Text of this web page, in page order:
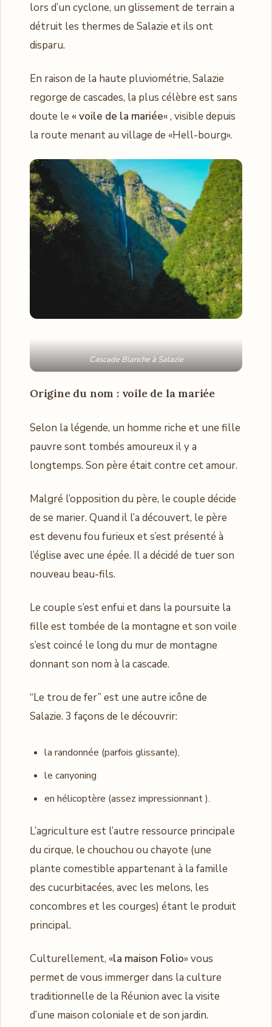
lors d’un cyclone, un glissement de terrain a
détruit les thermes de Salazie et ils ont
disparu.
En raison de la haute pluviométrie, Salazie
regorge de cascades, la plus célèbre est sans
doute le « voile de la mariée« , visible depuis
la route menant au village de «Hell-bourg».
Cascade Blanche à Salazie
Origine du nom : voile de la mariée
Selon la légende, un homme riche et une fille
pauvre sont tombés amoureux il y a
longtemps. Son père était contre cet amour.
Malgré l’opposition du père, le couple décide
de se marier. Quand il l’a découvert, le père
est devenu fou furieux et s’est présenté à
l’église avec une épée. Il a décidé de tuer son
nouveau beau-fils.
Le couple s’est enfui et dans la poursuite la
fille est tombée de la montagne et son voile
s’est coincé le long du mur de montagne
donnant son nom à la cascade.
“Le trou de fer” est une autre icône de
Salazie. 3 façons de le découvrir:
la randonnée (parfois glissante),
le canyoning
en hélicoptère (assez impressionnant ).
L’agriculture est l’autre ressource principale
du cirque, le chouchou ou chayote (une
plante comestible appartenant à la famille
des cucurbitacées, avec les melons, les
concombres et les courges) étant le produit
principal.
Culturellement, «la maison Folio» vous
permet de vous immerger dans la culture
traditionnelle de la Réunion avec la visite
d’une maison coloniale et de son jardin.